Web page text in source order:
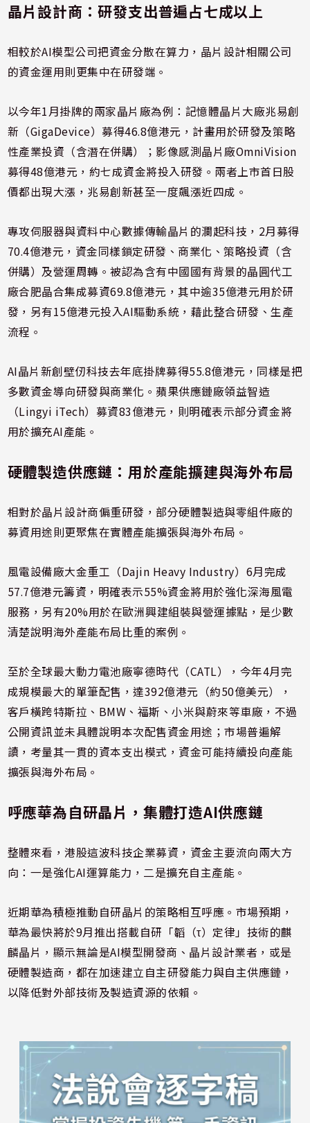
晶片設計商：研發支出普遍占七成以上
相較於AI模型公司把資金分散在算力，晶片設計相關公司
的資金運用則更集中在研發端。
以今年1月掛牌的兩家晶片廠為例：記憶體晶片大廠兆易創
新（GigaDevice）募得46.8億港元，計畫用於研發及策略
性產業投資（含潛在併購）；影像感測晶片廠OmniVision
募得48億港元，約七成資金將投入研發。兩者上市首日股
價都出現大漲，兆易創新甚至一度飆漲近四成。
專攻伺服器與資料中心數據傳輸晶片的瀾起科技，2月募得
70.4億港元，資金同樣鎖定研發、商業化、策略投資（含
併購）及營運周轉。被認為含有中國國有背景的晶圓代工
廠合肥晶合集成募資69.8億港元，其中逾35億港元用於研
發，另有15億港元投入AI驅動系統，藉此整合研發、生產
流程。
AI晶片新創壁仞科技去年底掛牌募得55.8億港元，同樣是把
多數資金導向研發與商業化。蘋果供應鏈廠領益智造
（Lingyi iTech）募資83億港元，則明確表示部分資金將
用於擴充AI產能。
硬體製造供應鏈：用於產能擴建與海外布局
相對於晶片設計商偏重研發，部分硬體製造與零組件廠的
募資用途則更聚焦在實體產能擴張與海外布局。
風電設備廠大金重工（Dajin Heavy Industry）6月完成
57.7億港元籌資，明確表示55%資金將用於強化深海風電
服務，另有20%用於在歐洲興建組裝與營運據點，是少數
清楚說明海外產能布局比重的案例。
至於全球最大動力電池廠寧德時代（CATL），今年4月完
成規模最大的單筆配售，達392億港元（約50億美元），
客戶橫跨特斯拉、BMW、福斯、小米與蔚來等車廠，不過
公開資訊並未具體說明本次配售資金用途；市場普遍解
讀，考量其一貫的資本支出模式，資金可能持續投向產能
擴張與海外布局。
呼應華為自研晶片，集體打造AI供應鏈
整體來看，港股這波科技企業募資，資金主要流向兩大方
向：一是強化AI運算能力，二是擴充自主產能。
近期華為積極推動自研晶片的策略相互呼應。市場預期，
華為最快將於9月推出搭載自研「韜（τ）定律」技術的麒
麟晶片，顯示無論是AI模型開發商、晶片設計業者，或是
硬體製造商，都在加速建立自主研發能力與自主供應鏈，
以降低對外部技術及製造資源的依賴。